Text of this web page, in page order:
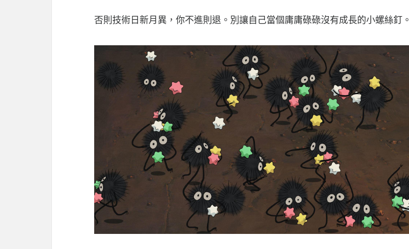
否則技術日新月異，你不進則退。別讓自己當個庸庸碌碌沒有成長的小螺絲釘。